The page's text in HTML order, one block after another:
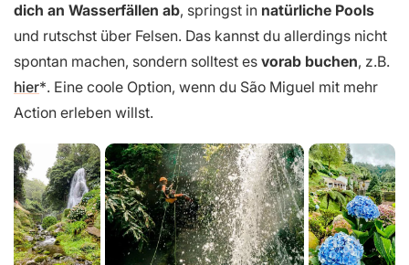
dich an Wasserfällen ab, springst in natürliche Pools
und rutschst über Felsen. Das kannst du allerdings nicht
spontan machen, sondern solltest es vorab buchen, z.B.
hier . Eine coole Option, wenn du São Miguel mit mehr
Action erleben willst.